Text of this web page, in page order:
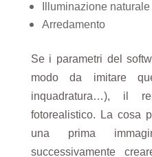
Illuminazione
Arredamento
Se i parametri del
modo da imitare
inquadratura…), il
fotorealistico. La cosa
una prima
successivamente